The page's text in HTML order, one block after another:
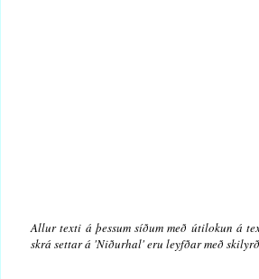
Allur texti á þessum síðum með útilokun á
skrá settar á 'Niðurhal' eru leyfðar með